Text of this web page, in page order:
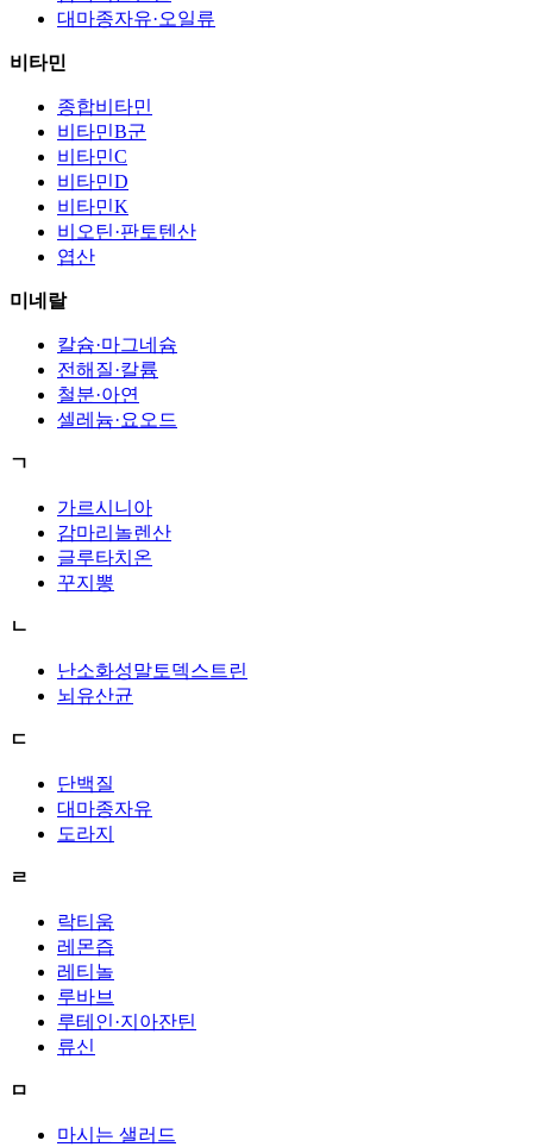
대마종자유·오일류
비타민
종합비타민
비타민B군
비타민C
비타민D
비타민K
비오틴·판토텐산
엽산
미네랄
칼슘·마그네슘
전해질·칼륨
철분·아연
셀레늄·요오드
ㄱ
가르시니아
감마리놀렌산
글루타치온
꾸지뽕
ㄴ
난소화성말토덱스트린
뇌유산균
ㄷ
단백질
대마종자유
도라지
ㄹ
락티움
레몬즙
레티놀
루바브
루테인·지아잔틴
류신
ㅁ
마시는 샐러드